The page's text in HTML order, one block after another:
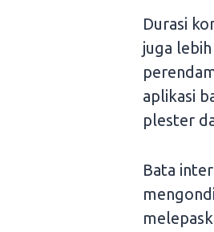
Durasi
juga
aplikasi
plester
Bata